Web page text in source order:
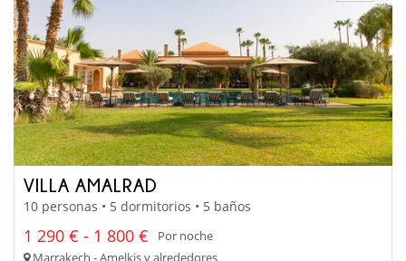
VILLA AMALRAD
10 personas • 5 dormitorios • 5 baños
1 290 € - 1 800 €
Por noche
Marrakech - Amelkis y alrededores